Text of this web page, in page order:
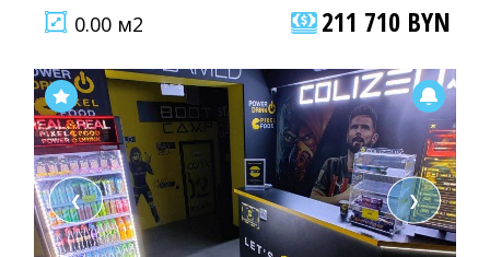
0.00 м2 211 710 BYN
❮ ❯